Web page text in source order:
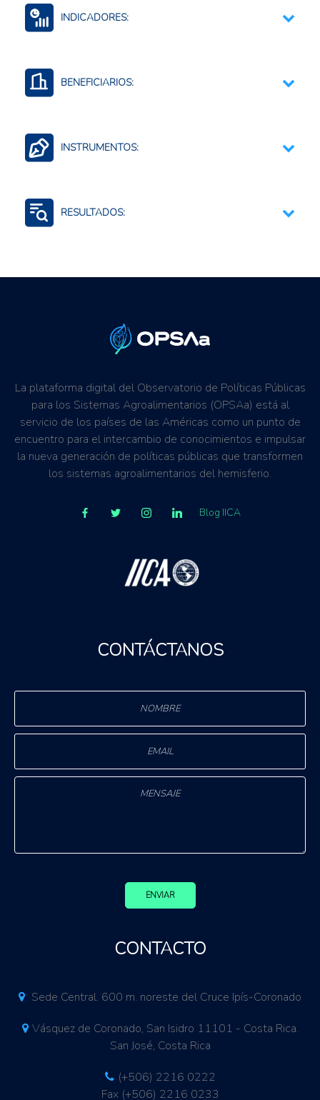
INDICADORES:
Resiliencia al cambio climático
Agua para la agricultura
BENEFICIARIOS:
Agricultura familiar
INSTRUMENTOS:
Estudios y diagnósticos
Educación y sensibilización
RESULTADOS:
La plataforma digital del Observatorio de Políticas Públicas
para los Sistemas Agroalimentarios (OPSAa) está al
servicio de los países de las Américas como un punto de
encuentro para el intercambio de conocimientos e impulsar
la nueva generación de políticas públicas que transformen
los sistemas agroalimentarios del hemisferio.
Blog IICA
CONTÁCTANOS
ENVIAR
CONTACTO
Sede Central. 600 m. noreste del Cruce Ipís-Coronado
Vásquez de Coronado, San Isidro 11101 - Costa Rica.
San José, Costa Rica
(+506) 2216 0222
Fax (+506) 2216 0233